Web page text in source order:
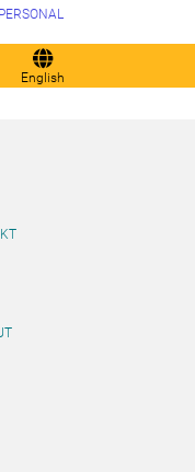
English